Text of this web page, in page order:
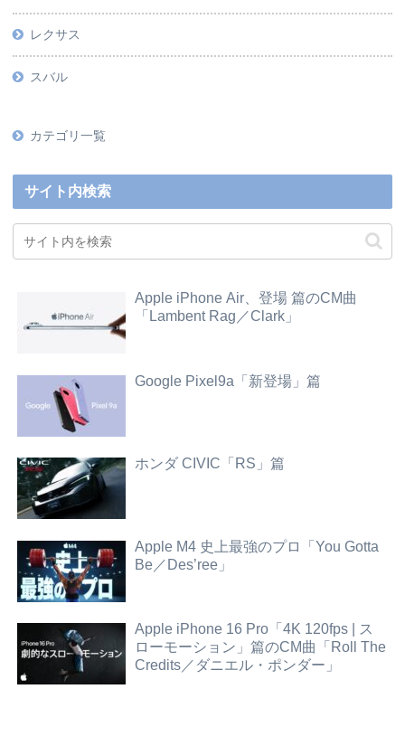
レクサス
スバル
カテゴリ一覧
サイト内検索
Apple iPhone Air、登場 篇のCM曲
「Lambent Rag／Clark」
Google Pixel9a「新登場」篇
ホンダ CIVIC「RS」篇
Apple M4 史上最強のプロ「You Gotta
Be／Des’ree」
Apple iPhone 16 Pro「4K 120fps | ス
ローモーション」篇のCM曲「Roll The
Credits／ダニエル・ポンダー」